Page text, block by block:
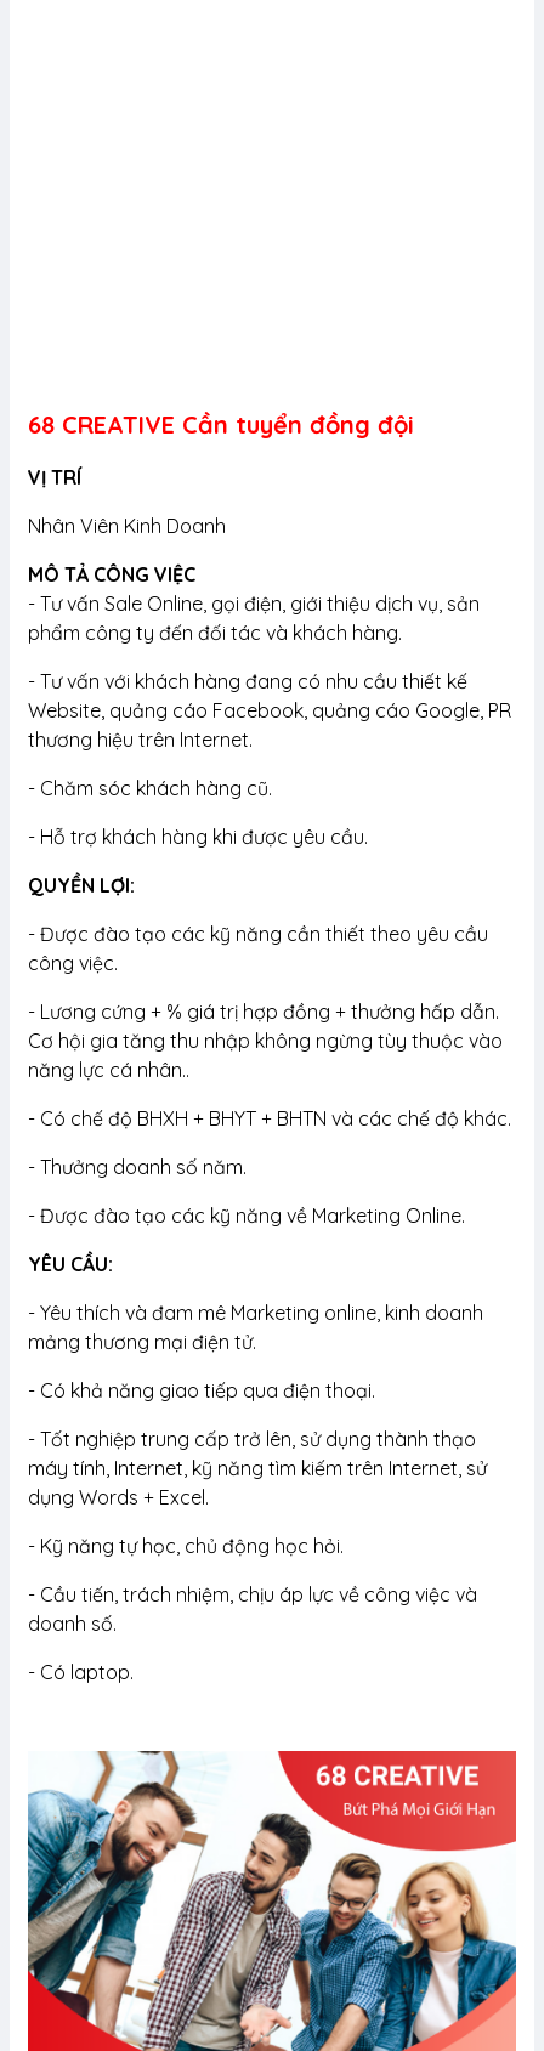
68 CREATIVE Cần tuyển đồng đội
VỊ TRÍ
Nhân Viên Kinh Doanh
MÔ TẢ CÔNG VIỆC
- Tư vấn Sale Online, gọi điện, giới thiệu dịch vụ, sản
phẩm công ty đến đối tác và khách hàng.
- Tư vấn với khách hàng đang có nhu cầu thiết kế
Website, quảng cáo Facebook, quảng cáo Google, PR
thương hiệu trên Internet.
- Chăm sóc khách hàng cũ.
- Hỗ trợ khách hàng khi được yêu cầu.
QUYỀN LỢI:
- Được đào tạo các kỹ năng cần thiết theo yêu cầu
công việc.
- Lương cứng + % giá trị hợp đồng + thưởng hấp dẫn.
Cơ hội gia tăng thu nhập không ngừng tùy thuộc vào
năng lực cá nhân..
- Có chế độ BHXH + BHYT + BHTN và các chế độ khác.
- Thưởng doanh số năm.
- Được đào tạo các kỹ năng về Marketing Online.
YÊU CẦU:
- Yêu thích và đam mê Marketing online, kinh doanh
mảng thương mại điện tử.
- Có khả năng giao tiếp qua điện thoại.
- Tốt nghiệp trung cấp trở lên, sử dụng thành thạo
máy tính, Internet, kỹ năng tìm kiếm trên Internet, sử
dụng Words + Excel.
- Kỹ năng tự học, chủ động học hỏi.
- Cầu tiến, trách nhiệm, chịu áp lực về công việc và
doanh số.
- Có laptop.